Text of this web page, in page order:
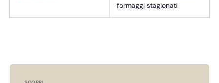
formaggi stagionati